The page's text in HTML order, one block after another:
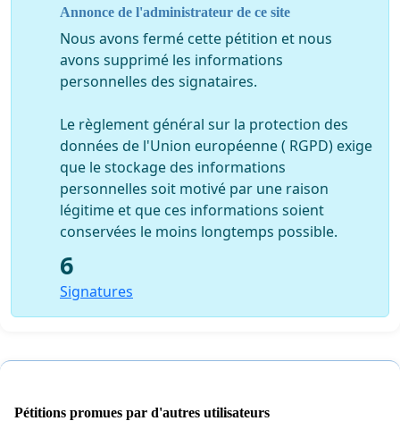
Annonce de l'administrateur de ce site
Nous avons fermé cette pétition et nous
avons supprimé les informations
personnelles des signataires.
Le règlement général sur la protection des
données de l'Union européenne ( RGPD) exige
que le stockage des informations
personnelles soit motivé par une raison
légitime et que ces informations soient
conservées le moins longtemps possible.
6
Signatures
Pétitions promues par d'autres utilisateurs